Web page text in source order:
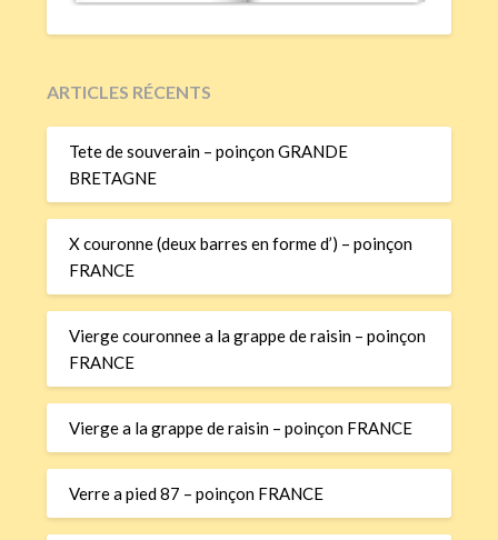
ARTICLES RÉCENTS
Tete de souverain – poinçon GRANDE
BRETAGNE
X couronne (deux barres en forme d’) – poinçon
FRANCE
Vierge couronnee a la grappe de raisin – poinçon
FRANCE
Vierge a la grappe de raisin – poinçon FRANCE
Verre a pied 87 – poinçon FRANCE